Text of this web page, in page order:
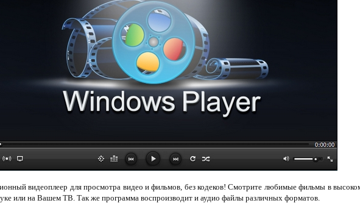
видеоплеер для просмотра видео и фильмов, без кодеков! Смотрите любимые фильмы в
или на Вашем ТВ. Так же программа воспроизводит и аудио файлы различных форматов.